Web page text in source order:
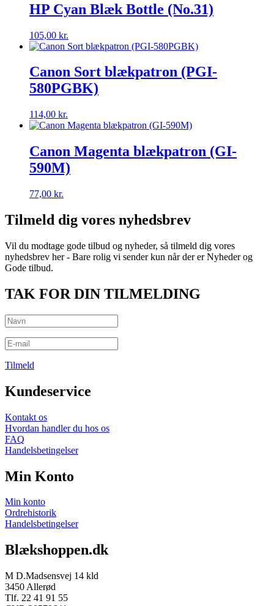
HP Cyan Blæk Bottle (No.31)
105,00 kr.
Canon Sort blækpatron (PGI-
580PGBK)
114,00 kr.
Canon Magenta blækpatron (GI-
590M)
77,00 kr.
Tilmeld dig vores nyhedsbrev
Vil du modtage gode tilbud og nyheder, så tilmeld dig vores
nyhedsbrev her - Bare rolig vi sender kun når der er Nyheder og
Gode tilbud.
TAK FOR DIN TILMELDING
Tilmeld
Kundeservice
Kontakt os
Hvordan handler du hos os
FAQ
Handelsbetingelser
Min Konto
Min konto
Ordrehistorik
Handelsbetingelser
Blækshoppen.dk
M D.Madsensvej 14 kld
3450 Allerød
Tlf. 22 41 91 55